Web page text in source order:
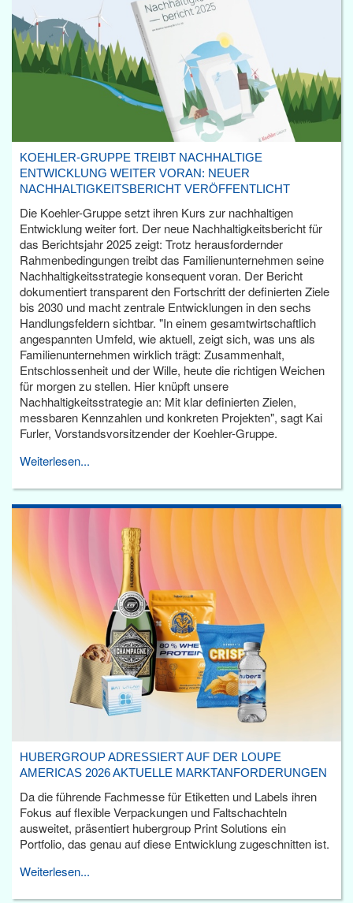
KOEHLER-GRUPPE TREIBT NACHHALTIGE
ENTWICKLUNG WEITER VORAN: NEUER
NACHHALTIGKEITSBERICHT VERÖFFENTLICHT
Die Koehler-Gruppe setzt ihren Kurs zur nachhaltigen
Entwicklung weiter fort. Der neue Nachhaltigkeitsbericht für
das Berichtsjahr 2025 zeigt: Trotz herausfordernder
Rahmenbedingungen treibt das Familienunternehmen seine
Nachhaltigkeitsstrategie konsequent voran. Der Bericht
dokumentiert transparent den Fortschritt der definierten Ziele
bis 2030 und macht zentrale Entwicklungen in den sechs
Handlungsfeldern sichtbar. "In einem gesamtwirtschaftlich
angespannten Umfeld, wie aktuell, zeigt sich, was uns als
Familienunternehmen wirklich trägt: Zusammenhalt,
Entschlossenheit und der Wille, heute die richtigen Weichen
für morgen zu stellen. Hier knüpft unsere
Nachhaltigkeitsstrategie an: Mit klar definierten Zielen,
messbaren Kennzahlen und konkreten Projekten", sagt Kai
Furler, Vorstandsvorsitzender der Koehler-Gruppe.
Weiterlesen...
HUBERGROUP ADRESSIERT AUF DER LOUPE
AMERICAS 2026 AKTUELLE MARKTANFORDERUNGEN
Da die führende Fachmesse für Etiketten und Labels ihren
Fokus auf flexible Verpackungen und Faltschachteln
ausweitet, präsentiert hubergroup Print Solutions ein
Portfolio, das genau auf diese Entwicklung zugeschnitten ist.
Weiterlesen...